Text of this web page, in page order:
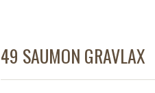
49 SAUMON GRAVLAX